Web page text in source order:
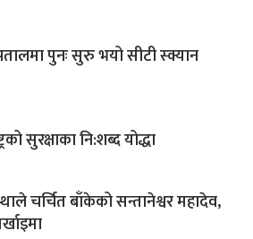
पुनः सुरु भयो सीटी स्क्यान
सुरक्षाका नि:शब्द योद्धा
चर्चित बाँकेको सन्तानेश्वर महादेव,